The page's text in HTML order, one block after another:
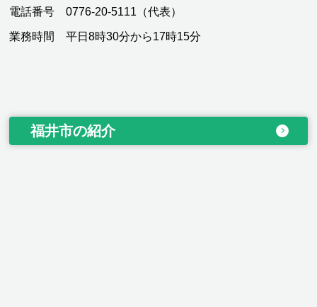
電話番号 0776-20-5111（代表）
業務時間 平日8時30分から17時15分
福井市の紹介